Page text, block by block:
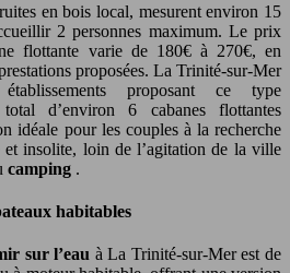
en bois local, mesurent environ 15
2 personnes maximum. Le prix
flottante varie de 180€ à 270€, en
proposées. La Trinité-sur-Mer
proposant ce type
d’environ 6 cabanes flottantes
idéale pour les couples à la recherche
et insolite, loin de l’agitation de la ville
camping .
habitables
sur l’eau à La Trinité-sur-Mer est de